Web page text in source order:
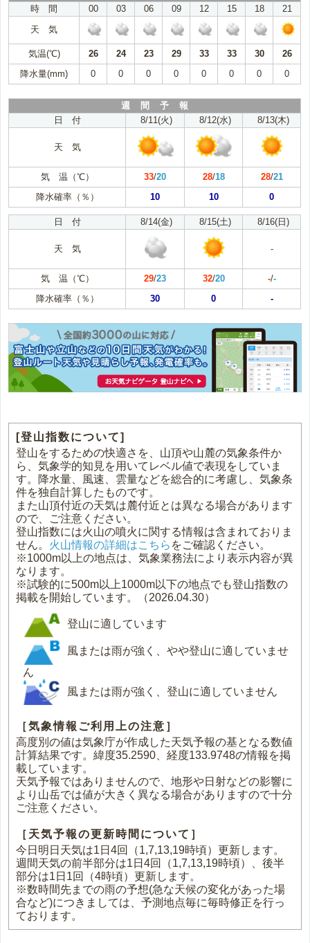
時 間
00 03 06 09 12 15 18
21
天 気
気温(℃) 26 24 23 29 33 33 30
26
降水量(mm)
0 0 0 0 0 0 0 0
週 間 予 報
日 付
8/11(火) 8/12(水) 8/13(木)
天 気
気 温（℃） 33/20 28/18 28/21
降水確率（％）
10 10 0
日 付 8/14(金) 8/15(土) 8/16(日)
天 気 -
気 温（℃） 29/23 32/20 -/-
降水確率（％）
30 0 -
[登山指数について]
登山をするための快適さを、山頂や山麓の気象条件か
ら、気象学的知見を用いてレベル値で表現をしていま
す。降水量、風速、雲量などを総合的に考慮し、気象条
件を独自計算したものです。
また山頂付近の天気は麓付近とは異なる場合があります
ので、ご注意ください。
登山指数には火山の噴火に関する情報は含まれておりま
せん。 火山情報の詳細はこちら をご確認ください。
※1000m以上の地点は、気象業務法により表示内容が異
なります。
※試験的に500m以上1000m以下の地点でも登山指数の
掲載を開始しています。（2026.04.30）
登山に適しています
風または雨が強く、やや登山に適していませ
ん
風または雨が強く、登山に適していません
［気象情報ご利用上の注意］
高度別の値は気象庁が作成した天気予報の基となる数値
計算結果です。緯度35.2590、経度133.9748の情報を掲
載しています。
天気予報ではありませんので、地形や日射などの影響に
より山岳では値が大きく異なる場合がありますので十分
ご注意ください。
［天気予報の更新時間について］
今日明日天気は1日4回（1,7,13,19時頃）更新します。
週間天気の前半部分は1日4回（1,7,13,19時頃）、後半
部分は1日1回（4時頃）更新します。
※数時間先までの雨の予想(急な天候の変化があった場
合など)につきましては、予測地点毎に毎時修正を行っ
ております。